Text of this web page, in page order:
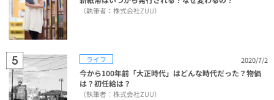
（執筆者：株式会社ZUU）
ライフ 2020/7/2
今から100年前「大正時代」はどんな時代だった？物価
は？初任給は？
（執筆者：株式会社ZUU）